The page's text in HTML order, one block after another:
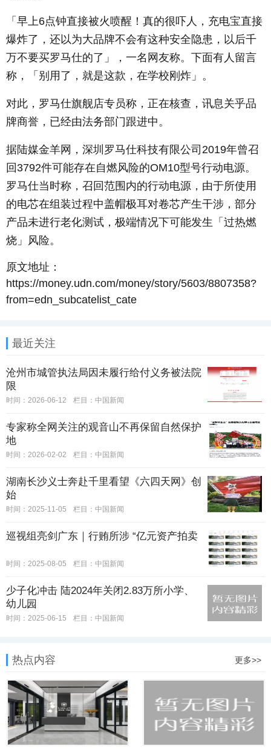
「早上6点钟直接被火喷醒！真的很吓人，充电宝直接
爆炸了，还以为大品牌不会有这种安全隐患，以后千
万不要买罗马仕的了」，一名网友称。下面有人留言
称，「别用了，就是这款，在学校刚炸」。
对此，罗马仕旗舰店专员称，正在核查，讯息关乎品
牌商誉，已经由法务部门跟进中。
据陆媒金羊网，深圳罗马仕科技有限公司2019年曾召
回3792件可能存在自燃风险的OM10型号行动电源。
罗马仕当时称，召回范围内的行动电源，由于所使用
的电芯在组装过程中盖帽极耳对卷芯产生干涉，部分
产品未进行老化测试，极端情况下可能发生「过热燃
烧」风险。
原文地址：
https://money.udn.com/money/story/5603/8807358?
from=edn_subcatelist_cate
最近关注
沧州市城管执法局因未履行给付义务被法院
限
时间：2026-06-12 栏目： 中国新闻
专家称全网关注的观音山不再保留自然保护
地
时间：2026-02-02 栏目： 中国新闻
湖南长沙义士奔赴千里看望《六四天网》创
始
时间：2025-11-05 栏目： 中国新闻
巡视组亮剑广东｜行贿所涉 “亿元资产拍卖
时间：2025-08-05 栏目： 中国新闻
少子化冲击 陆2024年关闭2.83万所小学、
幼儿园
时间：2025-06-15 栏目： 中国新闻
热点内容 更多>>